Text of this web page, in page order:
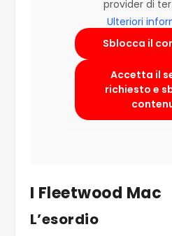
provider di
Ulteriori
Sblocca il
Accetta il
richiesto e
I Fleetwood Mac
L’esordio